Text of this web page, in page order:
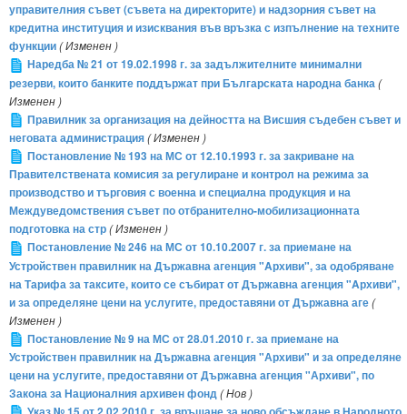
управителния съвет (съвета на директорите) и надзорния съвет на
кредитна институция и изисквания във връзка с изпълнение на техните
функции( Изменен )
Наредба № 21 от 19.02.1998 г. за задължителните минимални
резерви, които банките поддържат при Българската народна банка(
Изменен )
Правилник за организация на дейността на Висшия съдебен съвет и
неговата администрация( Изменен )
Постановление № 193 на МС от 12.10.1993 г. за закриване на
Правителствената комисия за регулиране и контрол на режима за
производство и търговия с военна и специална продукция и на
Междуведомствения съвет по отбранително-мобилизационната
подготовка на стр( Изменен )
Постановление № 246 на МС от 10.10.2007 г. за приемане на
Устройствен правилник на Държавна агенция "Aрхиви", за одобряване
на Тарифа за таксите, които се събират от Държавна агенция "Aрхиви",
и за определяне цени на услугите, предоставяни от Държавна аге(
Изменен )
Постановление № 9 на МС от 28.01.2010 г. за приемане на
Устройствен правилник на Държавна агенция "Архиви" и за определяне
цени на услугите, предоставяни от Държавна агенция "Архиви", по
Закона за Националния архивен фонд( Нов )